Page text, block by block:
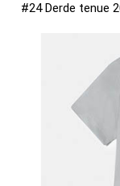
#24 Derde tenue